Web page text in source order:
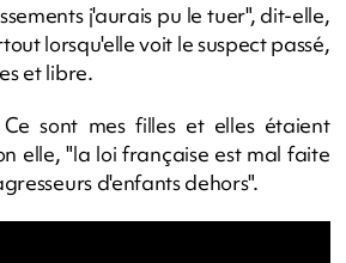
j'aurais pu le tuer", dit-elle,
lorsqu'elle voit le suspect passé,
et libre.
Ce sont mes filles et elles étaient
elle, "la loi française est mal faite
d'enfants dehors".